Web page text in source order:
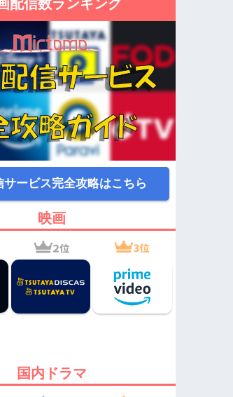
サービス完全攻略はこちら
映画
国内ドラマ